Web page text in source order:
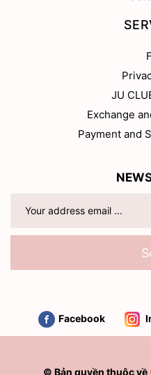
JU
Exchange
Payment and
Facebook
© Bản quyền thuộc về